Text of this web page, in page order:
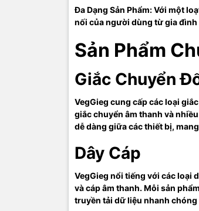
Đa Dạng Sản Phẩm: Với một
nối của người dùng từ gia
Sản Phẩm
Giắc Chuyển
VegGieg cung cấp các loại
giắc chuyển âm thanh và
dễ dàng giữa các thiết bị,
Dây Cáp
VegGieg nổi tiếng với các loại
và cáp âm thanh. Mỗi sản
truyền tải dữ liệu nhanh chóng